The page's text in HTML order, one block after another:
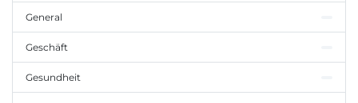
General
Geschäft
Gesundheit